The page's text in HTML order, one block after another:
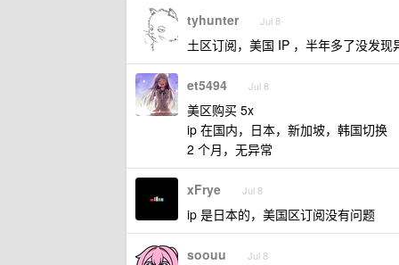
tyhunter Jul 8
土区订阅，美国 IP ，半年多了没发现
et5494 Jul 8
美区购买 5x
ip 在国内，日本，新加坡，韩国切换
2 个月，无异常
xFrye Jul 8
ip 是日本的，美国区订阅没有问题
soouu Jul 8